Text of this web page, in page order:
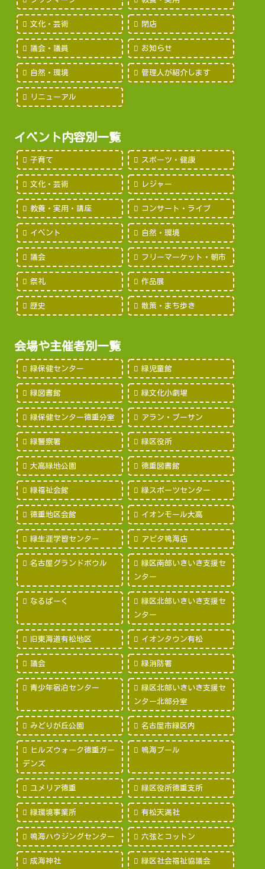
文化・芸術 閉店
議会・議員 お知らせ
自然・環境 管理人が紹介します
リニューアル
イベント内容別一覧
子育て スポーツ・健康
文化・芸術 レジャー
教養・実用・講座 コンサート・ライブ
イベント 自然・環境
議会 フリーマーケット・朝市
祭礼 作品展
歴史 散策・まち歩き
会場や主催者別一覧
緑保健センター 緑児童館
緑図書館 緑文化小劇場
緑保健センター徳重分室 アラン・プーサン
緑警察署 緑区役所
大高緑地公園 徳重図書館
緑福祉会館 緑スポーツセンター
徳重地区会館 イオンモール大高
緑生涯学習センター アピタ鳴海店
名古屋グランドボウル
緑区南部いきいき支援セ
ンター
なるぱーく
緑区北部いきいき支援セ
ンター
旧東海道有松地区 イオンタウン有松
議会 緑消防署
青少年宿泊センター
緑区北部いきいき支援セ
ンター北部分室
みどりが丘公園 名古屋市緑区内
ヒルズウォーク徳重ガー
デンズ
鳴海プール
ユメリア徳重 緑区役所徳重支所
緑環境事業所 有松天満社
鳴海ハウジングセンター 六弦とコットン
成海神社 緑区社会福祉協議会